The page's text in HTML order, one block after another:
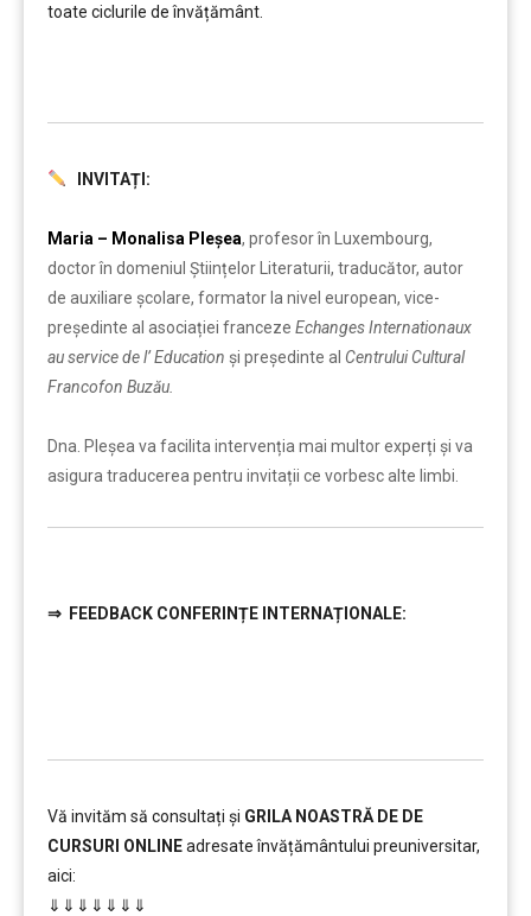
toate ciclurile de învățământ.
INVITAȚI:
Maria – Monalisa Pleșea, profesor în Luxembourg,
doctor în domeniul Științelor Literaturii, traducător, autor
de auxiliare școlare, formator la nivel european, vice-
președinte al asociației franceze Echanges Internationaux
au service de l’ Education și președinte al Centrului Cultural
Francofon Buzău.
Dna. Pleșea va facilita intervenția mai multor experți și va
asigura traducerea pentru invitații ce vorbesc alte limbi.
⇒ FEEDBACK CONFERINȚE INTERNAȚIONALE:
Vă invităm să consultați și GRILA NOASTRĂ DE DE
CURSURI ONLINEadresate învățământului preuniversitar,
aici:
⇓⇓⇓⇓⇓⇓⇓